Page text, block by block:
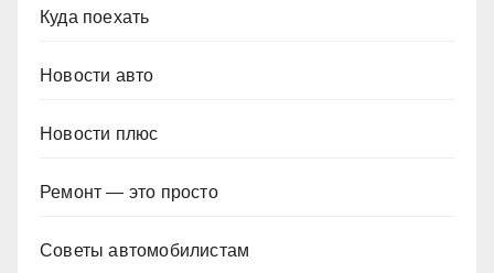
Куда поехать
Новости авто
Новости плюс
Ремонт — это просто
Советы автомобилистам